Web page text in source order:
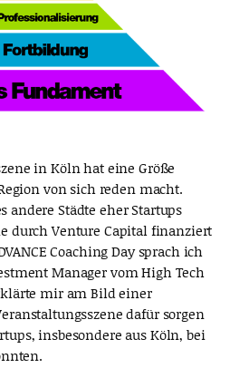
in Köln hat eine Größe
von sich reden macht.
andere Städte eher Startups
durch Venture Capital finanziert
Coaching Day sprach ich
Manager vom High Tech
mir am Bild einer
dafür sorgen
insbesondere aus Köln, bei